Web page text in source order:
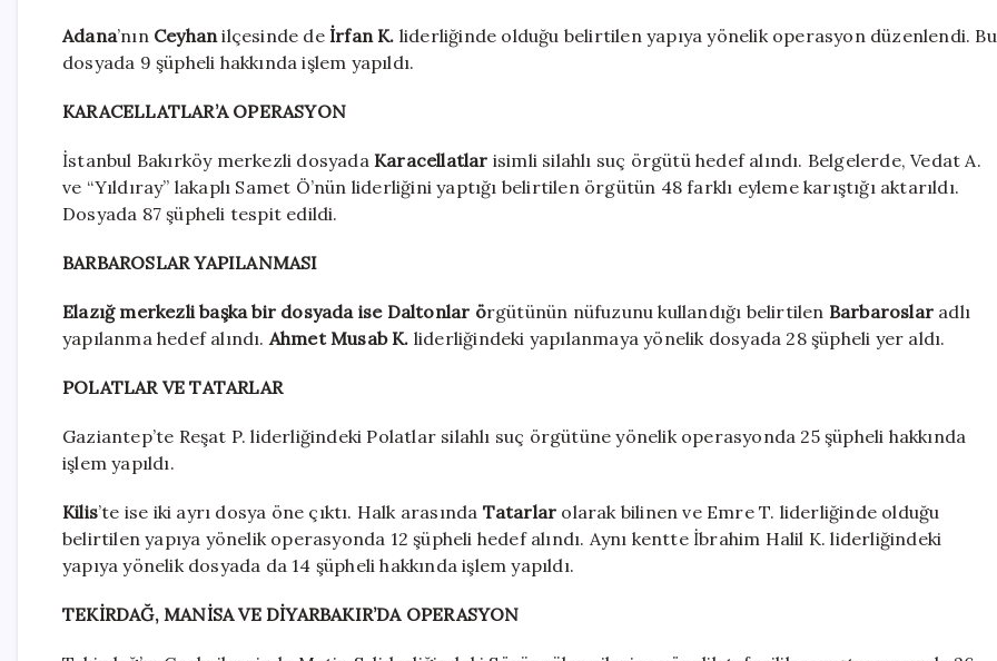
Adana’nın Ceyhanilçesinde deİrfan K. liderliğinde olduğu belirtilen yapıya yönelik operasyon düzenlendi. Bu
dosyada 9 şüpheli hakkında işlem yapıldı.
KARACELLATLAR’A OPERASYON
İstanbul Bakırköy merkezli dosyada Karacellatlar isimli silahlı suç örgütü hedef alındı. Belgelerde, Vedat A.
ve “Yıldıray” lakaplı Samet Ö’nün liderliğini yaptığı belirtilen örgütün 48 farklı eyleme karıştığı aktarıldı.
Dosyada 87 şüpheli tespit edildi.
BARBAROSLAR YAPILANMASI
Elazığ merkezli başka bir dosyada ise Daltonlar örgütünün nüfuzunu kullandığı belirtilen Barbaroslar adlı
yapılanma hedef alındı. Ahmet Musab K. liderliğindeki yapılanmaya yönelik dosyada 28 şüpheli yer aldı.
POLATLAR VE TATARLAR
Gaziantep’te Reşat P. liderliğindeki Polatlar silahlı suç örgütüne yönelik operasyonda 25 şüpheli hakkında
işlem yapıldı.
Kilis’te ise iki ayrı dosya öne çıktı. Halk arasında Tatarlar olarak bilinen ve Emre T. liderliğinde olduğu
belirtilen yapıya yönelik operasyonda 12 şüpheli hedef alındı. Aynı kentte İbrahim Halil K. liderliğindeki
yapıya yönelik dosyada da 14 şüpheli hakkında işlem yapıldı.
TEKİRDAĞ, MANİSA VE DİYARBAKIR’DA OPERASYON